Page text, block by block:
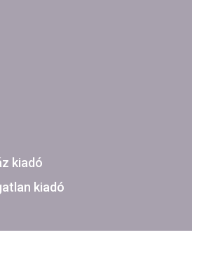
kiadó
kiadó